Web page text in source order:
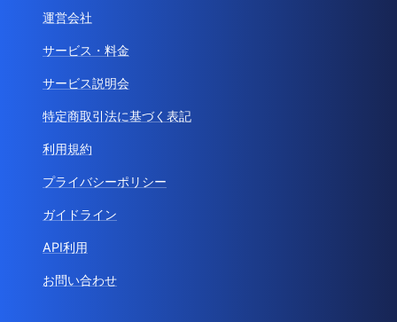
運営会社
サービス・料金
サービス説明会
特定商取引法に基づく表記
利用規約
プライバシーポリシー
ガイドライン
API利用
お問い合わせ